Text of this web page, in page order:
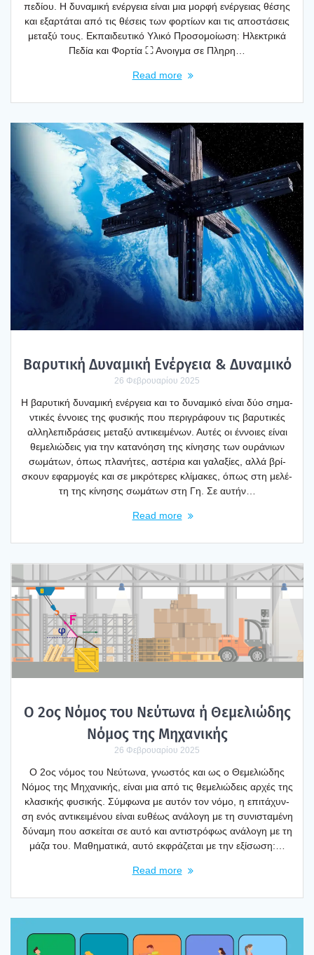
πεδί­ου. Η δυνα­μι­κή ενέρ­γεια είναι μια μορ­φή ενέρ­γειας θέσης
και εξαρ­τά­ται από τις θέσεις των φορ­τί­ων και τις απο­στά­σεις
μετα­ξύ τους. Eκπαι­δευ­τι­κό Υλι­κό Προ­σο­μοί­ω­ση: Ηλε­κτρι­κά
Πεδία και Φορ­τία ⛶ Ανοιγ­μα σε Πλη­ρη…
Read more
Βαρυ­τι­κή Δυνα­μι­κή Ενέρ­γεια & Δυνα­μι­κό
26 Φεβρουαρίου 2025
Η βαρυ­τι­κή δυνα­μι­κή ενέρ­γεια και το δυνα­μι­κό είναι δύο σημα­
ντι­κές έννοιες της φυσι­κής που περι­γρά­φουν τις βαρυ­τι­κές
αλλη­λε­πι­δρά­σεις μετα­ξύ αντι­κει­μέ­νων. Αυτές οι έννοιες είναι
θεμε­λιώ­δεις για την κατα­νό­η­ση της κίνη­σης των ουρά­νιων
σωμά­των, όπως πλα­νή­τες, αστέ­ρια και γαλα­ξί­ες, αλλά βρί­
σκουν εφαρ­μο­γές και σε μικρό­τε­ρες κλί­μα­κες, όπως στη μελέ­
τη της κίνη­σης σωμά­των στη Γη. Σε αυτήν…
Read more
Ο 2ος Νόμος του Νεύ­τω­να ή Θεμε­λιώ­δης
Νόμος της Μηχα­νι­κής
26 Φεβρουαρίου 2025
Ο 2ος νόμος του Νεύ­τω­να, γνω­στός και ως ο Θεμε­λιώ­δης
Νόμος της Μηχα­νι­κής, είναι μια από τις θεμε­λιώ­δεις αρχές της
κλα­σι­κής φυσι­κής. Σύμ­φω­να με αυτόν τον νόμο, η επι­τά­χυν­
ση ενός αντι­κει­μέ­νου είναι ευθέ­ως ανά­λο­γη με τη συνι­στα­μέ­νη
δύνα­μη που ασκεί­ται σε αυτό και αντι­στρό­φως ανά­λο­γη με τη
μάζα του. Μαθη­μα­τι­κά, αυτό εκφρά­ζε­ται με την εξί­σω­ση:…
Read more